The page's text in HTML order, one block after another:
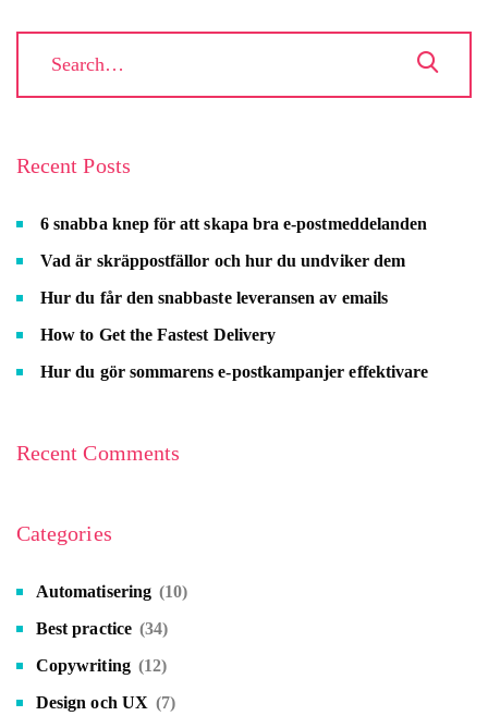
Recent Posts
6 snabba knep för att skapa bra e-postmeddelanden
Vad är skräppostfällor och hur du undviker dem
Hur du får den snabbaste leveransen av emails
How to Get the Fastest Delivery
Hur du gör sommarens e-postkampanjer effektivare
Recent Comments
Categories
Automatisering (10)
Best practice (34)
Copywriting (12)
Design och UX (7)